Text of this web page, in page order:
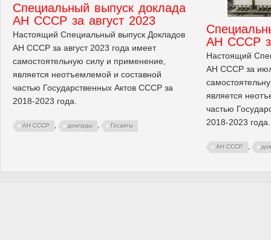
Cпециальный выпуск доклада
АН СССР за август 2023
Настоящий Специальный выпуск Докладов
АН СССР за август 2023 года имеет
самостоятельную силу и применение,
является неотъемлемой и составной
частью Государственных Актов СССР за
2018-2023 года.
АН СССР , доклады , Госакты
АН СССР
Настоящий
АН СССР за
является
частью
2018-2023 года.
АН СССР ,